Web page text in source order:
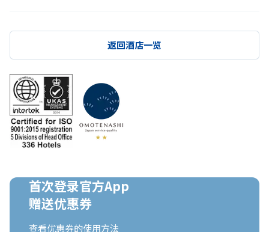
返回酒店一览
首次登录官方App
赠送优惠券
查看优惠券的使用方法